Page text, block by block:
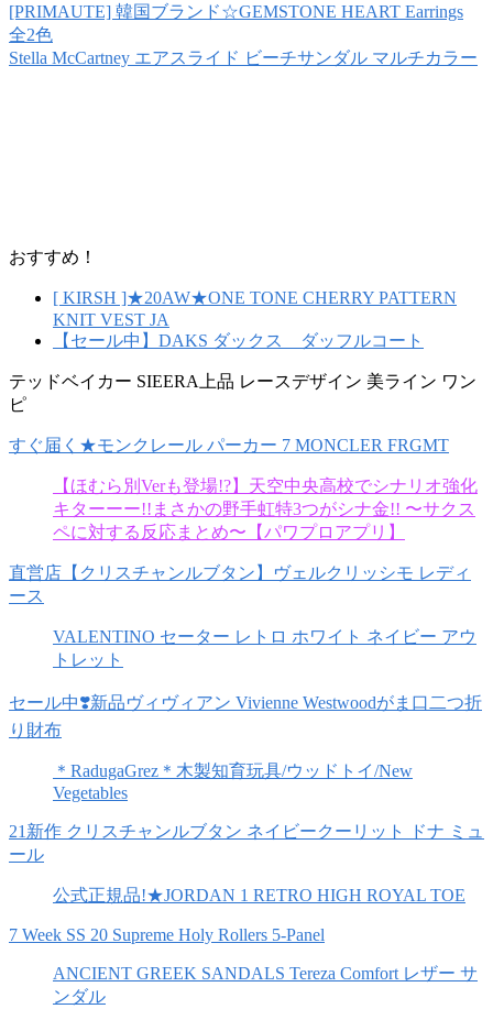
[PRIMAUTE] 韓国ブランド☆GEMSTONE HEART Earrings
全2色
Stella McCartney エアスライド ビーチサンダル マルチカラー
おすすめ！
[ KIRSH ]★20AW★ONE TONE CHERRY PATTERN
KNIT VEST JA
【セール中】DAKS ダックス ダッフルコート
テッドベイカー SIEERA上品 レースデザイン 美ライン ワン
ピ
すぐ届く★モンクレール パーカー 7 MONCLER FRGMT
【ほむら別Verも登場!?】天空中央高校でシナリオ強化
キターーー!!まさかの野手虹特3つがシナ金!! 〜サクス
ペに対する反応まとめ〜【パワプロアプリ】
直営店【クリスチャンルブタン】ヴェルクリッシモ レディ
ース
VALENTINO セーター レトロ ホワイト ネイビー アウ
トレット
セール中❣️新品ヴィヴィアン Vivienne Westwoodがま口二つ折
り財布
＊RadugaGrez＊木製知育玩具/ウッドトイ/New
Vegetables
21新作 クリスチャンルブタン ネイビークーリット ドナ ミュ
ール
公式正規品!★JORDAN 1 RETRO HIGH ROYAL TOE
7 Week SS 20 Supreme Holy Rollers 5-Panel
ANCIENT GREEK SANDALS Tereza Comfort レザー サ
ンダル